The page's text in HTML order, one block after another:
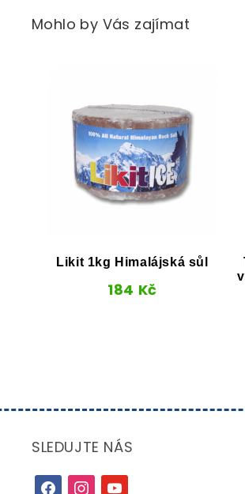
Mohlo by Vás zajímat
Likit 1kg Himalájská sůl
184 Kč
SLEDUJTE NÁS
facebookinstagramyoutube